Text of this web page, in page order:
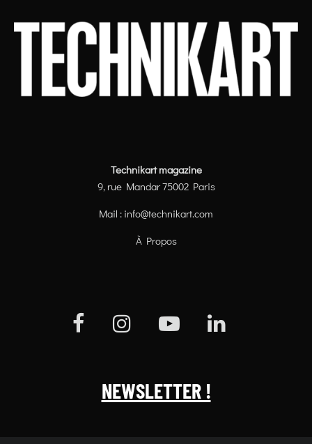
Technikart magazine
9, rue Mandar 75002 Paris
Mail : info@technikart.com
À Propos
NEWSLETTER !